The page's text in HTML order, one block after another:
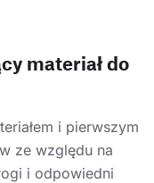
materiał do
i pierwszym
ze względu na
i odpowiedni